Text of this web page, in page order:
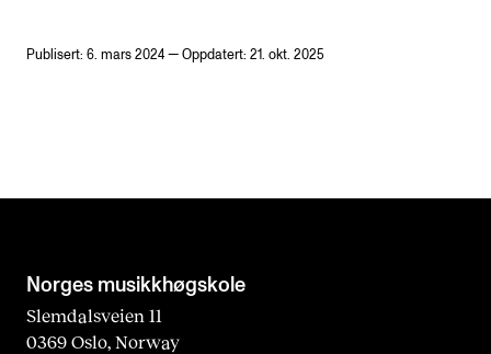
Publisert: 6. mars 2024 — Oppdatert: 21. okt. 2025
Norges musikk­høgskole
Slemdalsveien 11
0369 Oslo, Norway